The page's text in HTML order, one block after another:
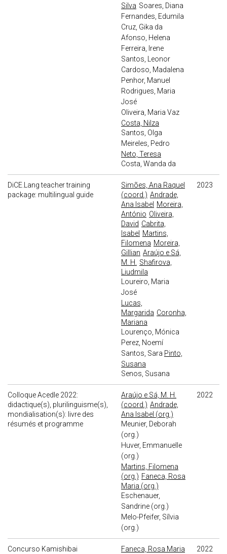
Silva Soares, Diana
Fernandes, Edumila
Cruz, Gika da
Afonso, Helena
Ferreira, Irene
Santos, Leonor
Cardoso, Madalena
Penhor, Manuel
Rodrigues, Maria
José
Oliveira, Maria Vaz
Costa, Nilza
Santos, Olga
Meireles, Pedro
Neto, Teresa
Costa, Wanda da
DiCE.Lang teacher training
package: multilingual guide
Simões, Ana Raquel
(coord.) Andrade,
Ana Isabel Moreira,
António Oliveira,
David Cabrita,
Isabel Martins,
Filomena Moreira,
Gillian Araújo e Sá,
M. H.
Shafirova,
Liudmila
Loureiro, Maria
José
Lucas,
Margarida Coronha,
Mariana
Lourenço, Mónica
Perez, Noemí
Santos, Sara Pinto,
Susana
Senos, Susana
2023
Colloque Acedle 2022:
didactique(s), plurilinguisme(s),
mondialisation(s): livre des
résumés et programme
Araújo e Sá, M. H.
(coord.) Andrade,
Ana Isabel (org.)
Meunier, Deborah
(org.)
Huver, Emmanuelle
(org.)
Martins, Filomena
(org.) Faneca, Rosa
Maria (org.)
Eschenauer,
Sandrine (org.)
Melo-Pfeifer, Sílvia
(org.)
2022
Concurso Kamishibai
Faneca, Rosa Maria
2022